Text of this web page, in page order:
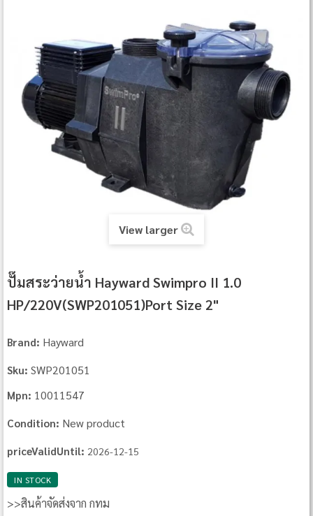
View larger
ปั๊มสระว่ายน้ำ Hayward Swimpro II 1.0
HP/220V(SWP201051)Port Size 2"
Brand: Hayward
Sku: SWP201051
Mpn: 10011547
Condition: New product
priceValidUntil: 2026-12-15
IN STOCK
>>สินค้าจัดส่งจาก กทม